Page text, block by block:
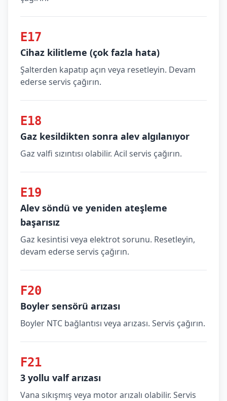
E17
Cihaz kilitleme (çok fazla hata)
Şalterden kapatıp açın veya resetleyin. Devam
ederse servis çağırın.
E18
Gaz kesildikten sonra alev algılanıyor
Gaz valfi sızıntısı olabilir. Acil servis çağırın.
E19
Alev söndü ve yeniden ateşleme
başarısız
Gaz kesintisi veya elektrot sorunu. Resetleyin,
devam ederse servis çağırın.
F20
Boyler sensörü arızası
Boyler NTC bağlantısı veya arızası. Servis çağırın.
F21
3 yollu valf arızası
Vana sıkışmış veya motor arızalı olabilir. Servis